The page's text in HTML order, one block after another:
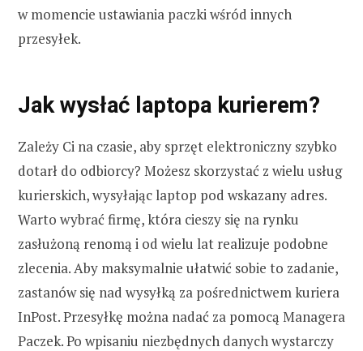
w momencie ustawiania paczki wśród innych
przesyłek.
Jak wysłać laptopa kurierem?
Zależy Ci na czasie, aby sprzęt elektroniczny szybko
dotarł do odbiorcy? Możesz skorzystać z wielu usług
kurierskich, wysyłając laptop pod wskazany adres.
Warto wybrać firmę, która cieszy się na rynku
zasłużoną renomą i od wielu lat realizuje podobne
zlecenia. Aby maksymalnie ułatwić sobie to zadanie,
zastanów się nad wysyłką za pośrednictwem kuriera
InPost. Przesyłkę można nadać za pomocą Managera
Paczek. Po wpisaniu niezbędnych danych wystarczy